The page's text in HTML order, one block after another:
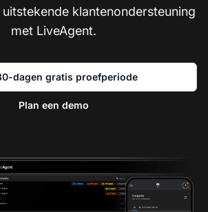
klantenondersteuning
met LiveAgent.
dagen gratis proefperiode
Plan een demo